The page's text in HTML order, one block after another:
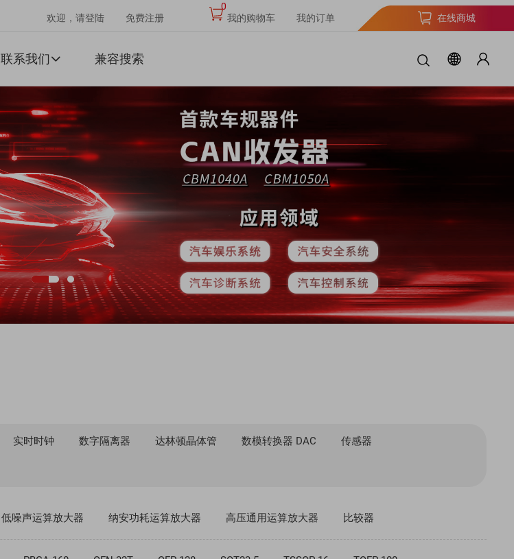
欢迎，请登陆 免费注册
0
我的购物车
我的订单 在线商城
联系我们  兼容搜索
实时时钟 数字隔离器 达林顿晶体管 数模转换器 DAC
传感器
低噪声运算放大器 纳安功耗运算放大器 高压通用运算放大器 比较器